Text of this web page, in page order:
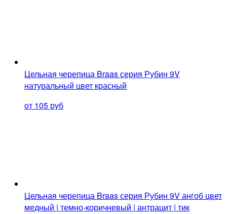
Цельная черепица Braas серия Рубин 9V
натуральный цвет красный
от 105 руб
Цельная черепица Braas серия Рубин 9V ангоб цвет
медный | темно-коричневый | антрацит | тик